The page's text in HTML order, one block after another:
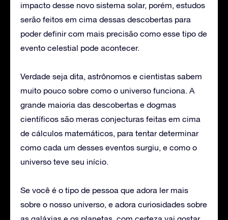
impacto desse novo sistema solar, porém, estudos
serão feitos em cima dessas descobertas para
poder definir com mais precisão como esse tipo de
evento celestial pode acontecer.
Verdade seja dita, astrônomos e cientistas sabem
muito pouco sobre como o universo funciona. A
grande maioria das descobertas e dogmas
científicos são meras conjecturas feitas em cima
de cálculos matemáticos, para tentar determinar
como cada um desses eventos surgiu, e como o
universo teve seu início.
Se você é o tipo de pessoa que adora ler mais
sobre o nosso universo, e adora curiosidades sobre